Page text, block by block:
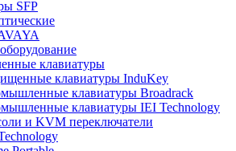
SFP
клавиатуры
клавиатуры InduKey
клавиатуры Broadrack
клавиатуры IEI Technology
и KVM переключатели